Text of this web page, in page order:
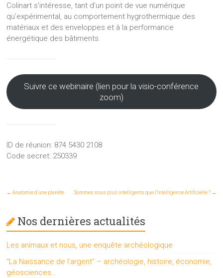
Colinart s’intéresse, tant d’un point de vue numérique
qu’expérimental, au comportement hygrothermique des
matériaux et des enveloppes et à la performance
énergétique des bâtiments.
Suivre ce webinaire (lien pour la visio-conférence
zoom)
ID de réunion: 874 5430 2108
Code secret: 250339
← Anatomie d’une planète Sommes nous plus intelligents que l’Intelligence Artificielle ? →
Nos dernières actualités
Les animaux et nous, une enquête archéologique
“La Naissance de l’argent” – archéologie, histoire, économie,
géosciences…